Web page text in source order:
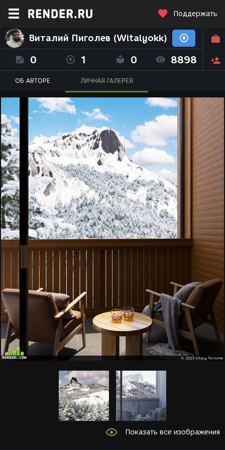
Поддержать
Виталий Пиголев (Witalyokk)
0 1 0 8898
ОБ АВТОРЕ ЛИЧНАЯ ГАЛЕРЕЯ
Показать все изображения